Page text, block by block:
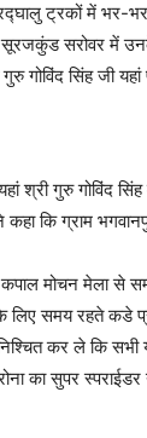
ट्रकों में भर-
सरोवर में
गोविंद सिंह जी
श्री गुरु गोविंद
कि ग्राम
कपाल मोचन मेला से
लिए समय रहते कडे
कर ले कि सभी
का सुपर